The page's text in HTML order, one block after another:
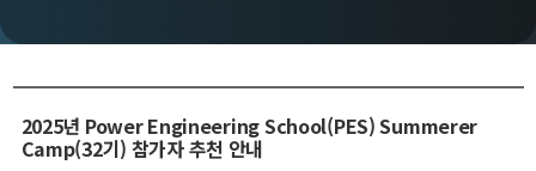
조직도
2025년 Power Engineering School(PES) Summerer
Camp(32기) 참가자 추천 안내